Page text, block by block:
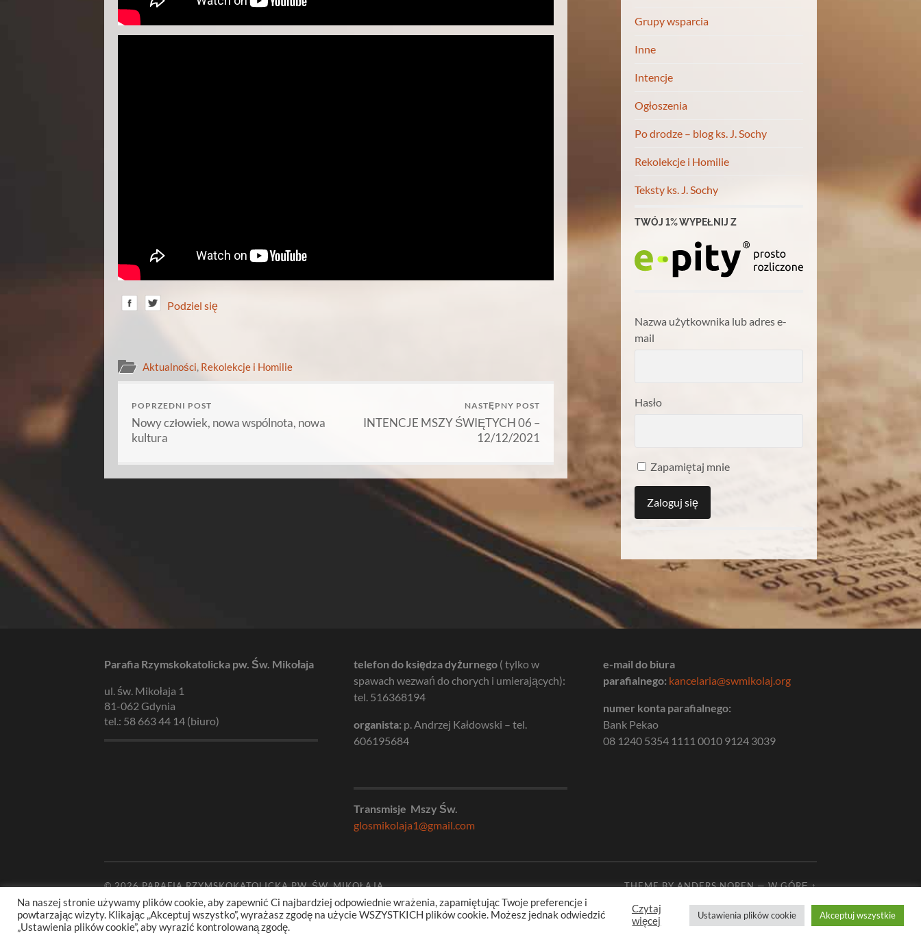
Podziel się
Aktualności, Rekolekcje i Homilie
POPRZEDNI POST
Nowy człowiek, nowa wspólnota, nowa
kultura
NASTĘPNY POST
INTENCJE MSZY ŚWIĘTYCH 06 –
12/12/2021
Grupy wsparcia
Inne
Intencje
Ogłoszenia
Po drodze – blog ks. J. Sochy
Rekolekcje i Homilie
Teksty ks. J. Sochy
TWÓJ 1% WYPEŁNIJ Z
Nazwa użytkownika lub adres e-
mail
Hasło
Zapamiętaj mnie
Parafia Rzymskokatolicka pw. Św. Mikołaja
ul. św. Mikołaja 1
81-062 Gdynia
tel.: 58 663 44 14 (biuro)
telefon do księdza dyżurnego ( tylko w
spawach wezwań do chorych i umierających):
tel. 516368194
organista: p. Andrzej Kałdowski – tel.
606195684
Transmisje Mszy Św.
glosmikolaja1@gmail.com
e-mail do biura
parafialnego: kancelaria@swmikolaj.org
numer konta parafialnego:
Bank Pekao
08 1240 5354 1111 0010 9124 3039
© 2026PARAFIA RZYMSKOKATOLICKA PW. ŚW. MIKOŁAJA THEME BYANDERS NOREN—W GÓRĘ ↑
Na naszej stronie używamy plików cookie, aby zapewnić Ci najbardziej odpowiednie wrażenia, zapamiętując Twoje preferencje i
powtarzając wizyty. Klikając „Akceptuj wszystko”, wyrażasz zgodę na użycie WSZYSTKICH plików cookie. Możesz jednak odwiedzić
„Ustawienia plików cookie”, aby wyrazić kontrolowaną zgodę.
Czytaj
więcej
Ustawienia plików cookie Akceptuj wszystkie